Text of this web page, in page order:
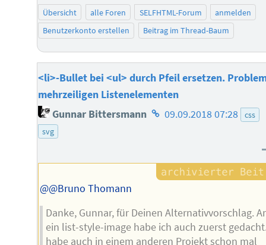
Übersicht alle Foren SELFHTML-Forum
anmelden
Benutzerkonto erstellen
Beitrag im Thread-Baum
<li>-Bullet bei <ul> durch Pfeil ersetzen.
mehrzeiligen Listenelementen
Gunnar Bittersmann Homepage
09.09.2018 07:28
css
svg
@@Bruno Thomann
Danke, Gunnar, für Deinen Alternativvorschlag.
ein list-style-image habe ich auch zuerst
habe auch in einem anderen Projekt schon mal